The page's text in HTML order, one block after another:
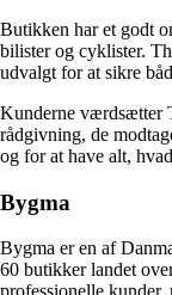
Butikken har et godt
bilister og cyklister.
udvalgt for at sikre
Kunderne værdsætter
rådgivning, de
og for at have alt,
Bygma
Bygma er en af
60 butikker landet